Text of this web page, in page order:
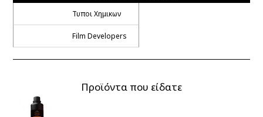
Τυποι Χημικων
Film Developers
Προϊόντα που είδατε